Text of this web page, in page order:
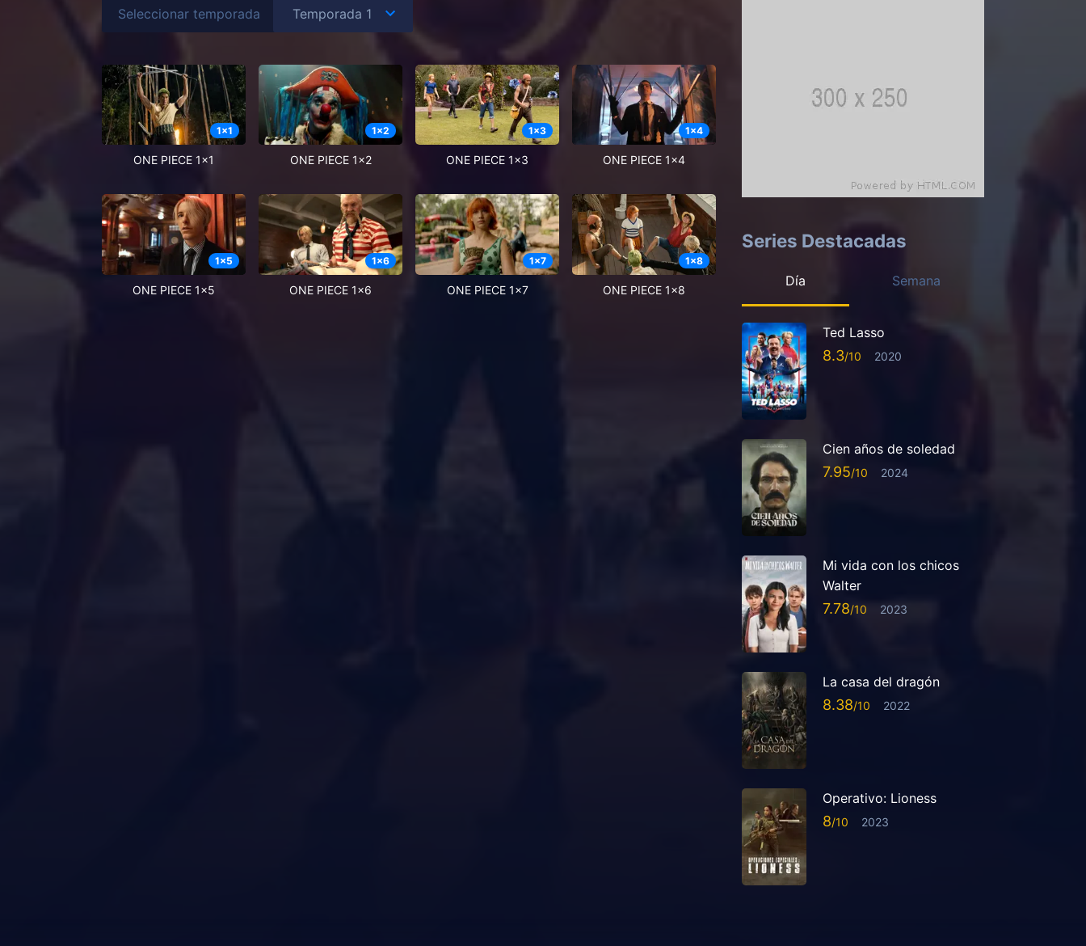
Seleccionar temporada
1x1
ONE PIECE 1x1
1x2
ONE PIECE 1x2
1x3
ONE PIECE 1x3
1x4
ONE PIECE 1x4
1x5
ONE PIECE 1x5
1x6
ONE PIECE 1x6
1x7
ONE PIECE 1x7
1x8
ONE PIECE 1x8
Series Destacadas
Día Semana
Ted Lasso
8.3 2020
Cien años de soledad
7.95 2024
Mi vida con los chicos
Walter
7.78 2023
La casa del dragón
8.38 2022
Operativo: Lioness
8 2023